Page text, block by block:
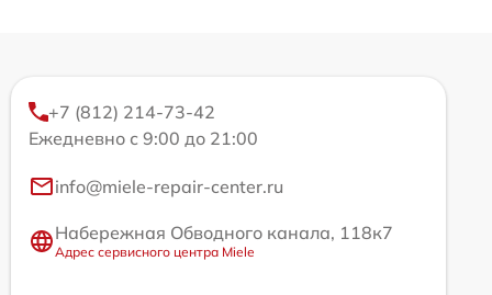
+7 (812) 214-73-42
Ежедневно с 9:00 до 21:00
info@miele-repair-center.ru
Набережная Обводного канала, 118к7
Адрес сервисного центра Miele